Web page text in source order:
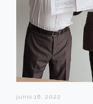
junio 16, 2022